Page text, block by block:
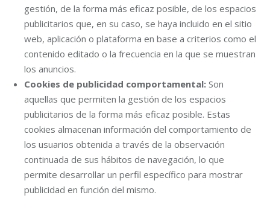
gestión, de la forma más eficaz posible, de los espacios
publicitarios que, en su caso, se haya incluido en el sitio
web, aplicación o plataforma en base a criterios como el
contenido editado o la frecuencia en la que se muestran
los anuncios.
Cookies de publicidad comportamental: Son
aquellas que permiten la gestión de los espacios
publicitarios de la forma más eficaz posible. Estas
cookies almacenan información del comportamiento de
los usuarios obtenida a través de la observación
continuada de sus hábitos de navegación, lo que
permite desarrollar un perfil específico para mostrar
publicidad en función del mismo.